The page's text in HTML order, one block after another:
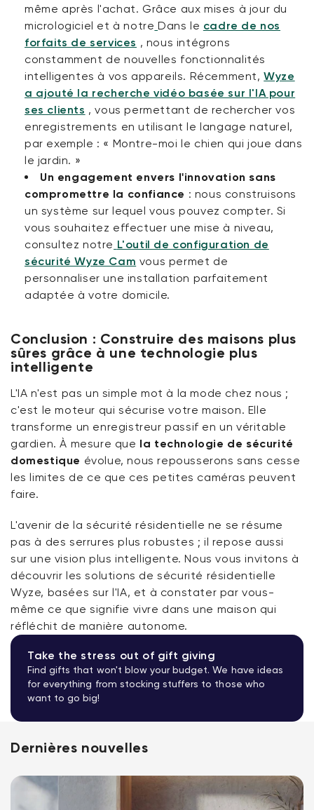
même après l'achat. Grâce aux mises à jour du
micrologiciel et à notre Dans le cadre de nos
forfaits de services , nous intégrons
constamment de nouvelles fonctionnalités
intelligentes à vos appareils. Récemment, Wyze
a ajouté la recherche vidéo basée sur l'IA pour
ses clients , vous permettant de rechercher vos
enregistrements en utilisant le langage naturel,
par exemple : « Montre-moi le chien qui joue dans
le jardin. »
Un engagement envers l'innovation sans
compromettre la confiance : nous construisons
un système sur lequel vous pouvez compter. Si
vous souhaitez effectuer une mise à niveau,
consultez notre L'outil de configuration de
sécurité Wyze Cam vous permet de
personnaliser une installation parfaitement
adaptée à votre domicile.
Conclusion : Construire des maisons plus
sûres grâce à une technologie plus
intelligente
L'IA n'est pas un simple mot à la mode chez nous ;
c'est le moteur qui sécurise votre maison. Elle
transforme un enregistreur passif en un véritable
gardien. À mesure que la technologie de sécurité
domestique évolue, nous repousserons sans cesse
les limites de ce que ces petites caméras peuvent
faire.
L'avenir de la sécurité résidentielle ne se résume
pas à des serrures plus robustes ; il repose aussi
sur une vision plus intelligente. Nous vous invitons à
découvrir les solutions de sécurité résidentielle
Wyze, basées sur l'IA, et à constater par vous-
même ce que signifie vivre dans une maison qui
réfléchit de manière autonome.
Take the stress out of gift giving
Find gifts that won't blow your budget. We have ideas
for everything from stocking stuffers to those who
want to go big!
Dernières nouvelles